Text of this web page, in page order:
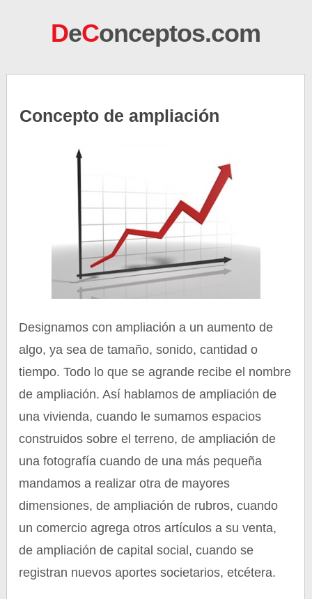
DeConceptos.com
Concepto de ampliación
Designamos con ampliación a un aumento de
algo, ya sea de tamaño, sonido, cantidad o
tiempo. Todo lo que se agrande recibe el nombre
de ampliación. Así hablamos de ampliación de
una vivienda, cuando le sumamos espacios
construidos sobre el terreno, de ampliación de
una fotografía cuando de una más pequeña
mandamos a realizar otra de mayores
dimensiones, de ampliación de rubros, cuando
un comercio agrega otros artículos a su venta,
de ampliación de capital social, cuando se
registran nuevos aportes societarios, etcétera.